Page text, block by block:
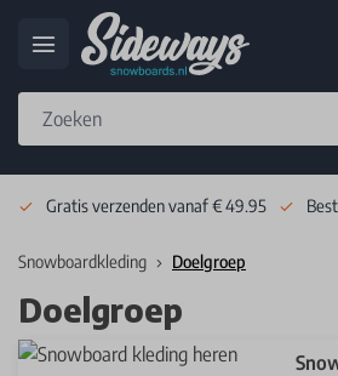
Gratis verzenden vanaf € 49.95
Snowboardkleding Doelgroep
Doelgroep